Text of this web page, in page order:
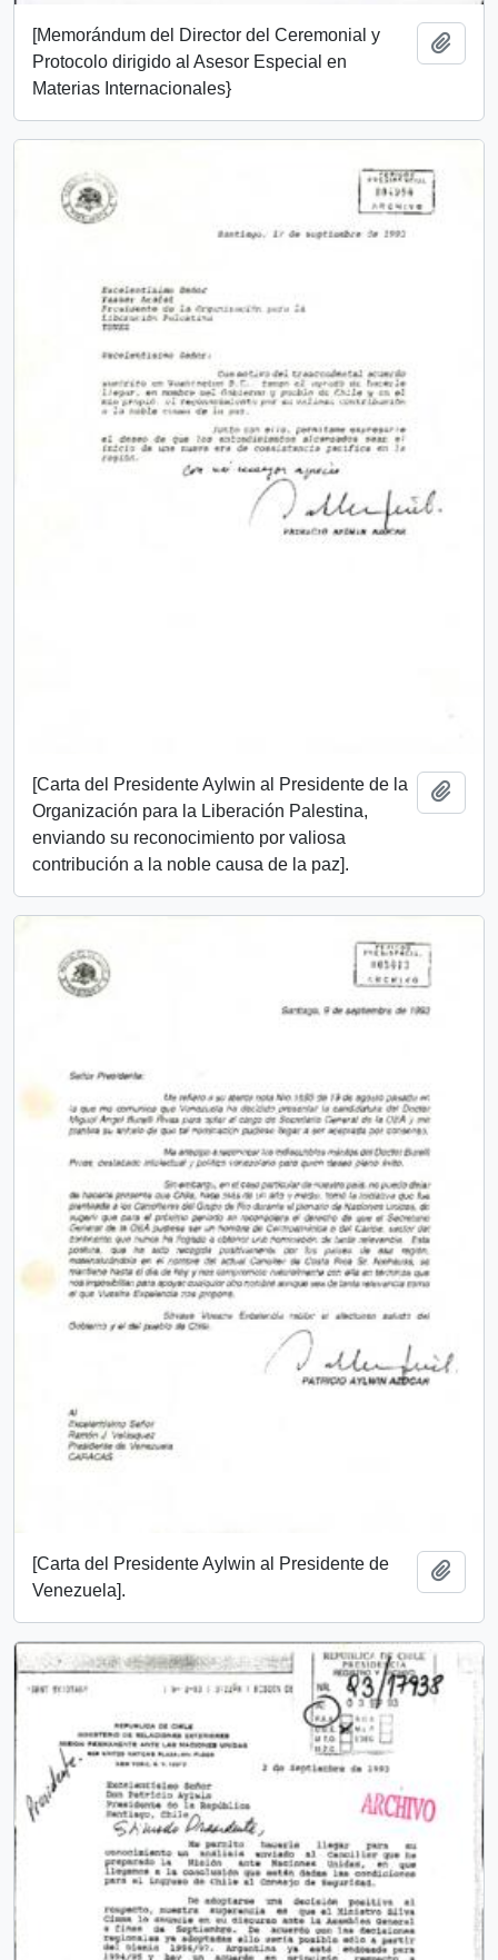
[Memorándum del Director del Ceremonial y
Protocolo dirigido al Asesor Especial en
Materias Internacionales}
[Carta del Presidente Aylwin al Presidente de la
Organización para la Liberación Palestina,
enviando su reconocimiento por valiosa
contribución a la noble causa de la paz].
[Carta del Presidente Aylwin al Presidente de
Venezuela].